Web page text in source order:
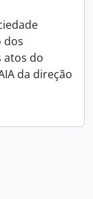
dos
atos do
da direção